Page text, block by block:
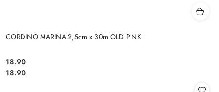
CORDINO MARINA 2,5cm x 30m OLD PINK
Cena:
18.90
Cena:
18.90